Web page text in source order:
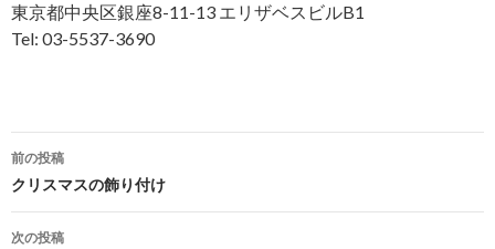
東京都中央区銀座8-11-13 エリザベスビルB1
Tel: 03-5537-3690
投
稿
前の投稿
クリスマスの飾り付け
次の投稿